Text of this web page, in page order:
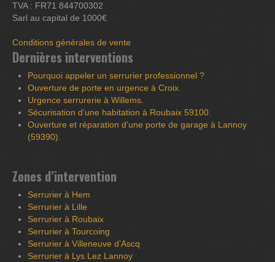
TVA : FR71 844700302
Sarl au capital de 1000€
Conditions générales de vente
Dernières interventions
Pourquoi appeler un serrurier professionnel ?
Ouverture de porte en urgence à Croix.
Urgence serrurerie à Willems.
Sécurisation d’une habitation à Roubaix 59100.
Ouverture et réparation d’une porte de garage à Lannoy
(59390).
Zones d’intervention
Serrurier à Hem
Serrurier à Lille
Serrurier à Roubaix
Serrurier à Tourcoing
Serrurier à Villeneuve d’Ascq
Serrurier à Lys Lez Lannoy